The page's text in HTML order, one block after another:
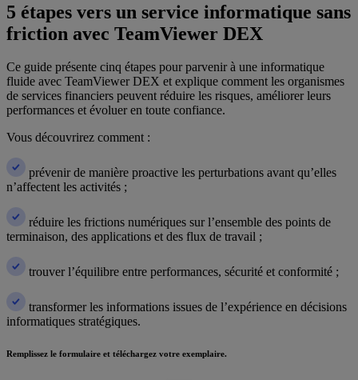
5 étapes vers un service informatique sans
friction avec TeamViewer DEX
Ce guide présente cinq étapes pour parvenir à une informatique
fluide avec TeamViewer DEX et explique comment les organismes
de services financiers peuvent réduire les risques, améliorer leurs
performances et évoluer en toute confiance.
Vous découvrirez comment :
prévenir de manière proactive les perturbations avant qu’elles
n’affectent les activités ;
réduire les frictions numériques sur l’ensemble des points de
terminaison, des applications et des flux de travail ;
trouver l’équilibre entre performances, sécurité et conformité ;
transformer les informations issues de l’expérience en décisions
informatiques stratégiques.
Remplissez le formulaire et téléchargez votre exemplaire.